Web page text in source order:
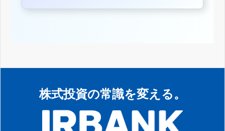
株式投資の常識を変える。